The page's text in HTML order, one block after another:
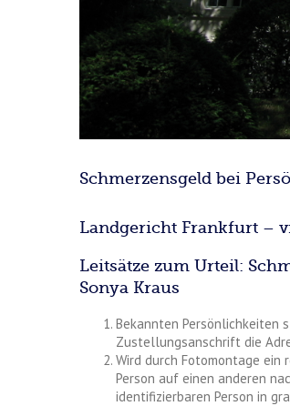
Schmerzensgeld bei
Landgericht Frankfurt –
Leitsätze zum Urteil:
Sonya Kraus
Bekannten Persönlichkeiten
Zustellungsanschrift die
Wird durch Fotomontage
Person auf einen anderen
identifizierbaren Person in